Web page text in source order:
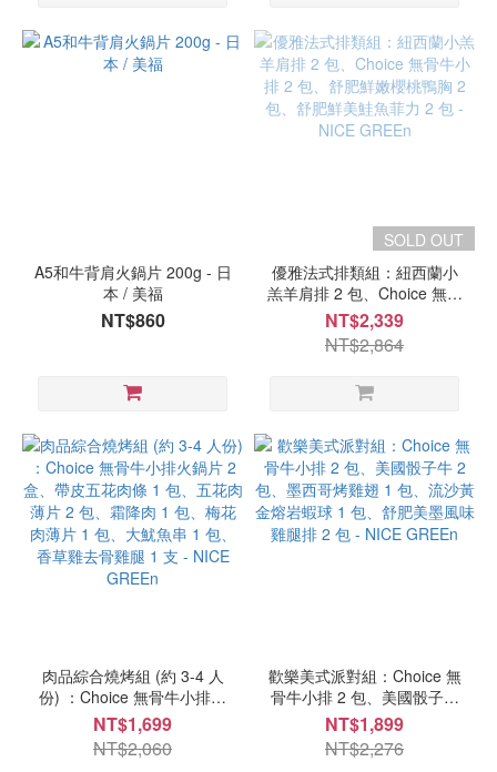
weight
(4)
A5和牛背肩火鍋片 200g - 日
本 / 美福
NT$860
SOLD OUT
優雅法式排類組：紐西蘭小
羔羊肩排 2 包、Choice 無骨
牛小排 2 包、舒肥鮮嫩櫻桃
鴨胸 2 包、舒肥鮮美鮭魚菲
力 2 包 - NICE GREEn
NT$2,339
NT$2,864
肉品綜合燒烤組 (約 3-4 人
份) ：Choice 無骨牛小排火
鍋片 2 盒、帶皮五花肉條 1
包、五花肉薄片 2 包、霜降
肉 1 包、梅花肉薄片 1 包、
NT$1,699
NT$2,060
歡樂美式派對組：Choice 無
骨牛小排 2 包、美國骰子牛
2 包、墨西哥烤雞翅 1 包、
流沙黃金熔岩蝦球 1 包、舒
肥美墨風味雞腿排 2 包 -
NT$1,899
NT$2,276